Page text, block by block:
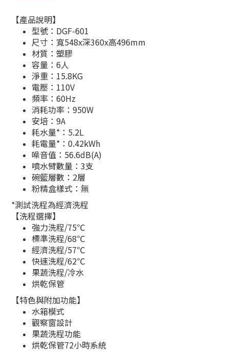
【產品說明】
​型號：DGF-601
尺寸：寬548x深360x高496mm
材質：塑膠
容量：6人
淨重：15.8KG
電壓：110V
頻率：60Hz
消耗功率：950W
安培：9A
​耗水量*：5.2L
耗電量*：0.42kWh
噪音值：56.6dB(A)
​噴水臂數量：3支
碗籃層數：2層
粉精盒樣式：無
​*測試洗程為經濟洗程
【洗程選擇】
強力洗程/75℃
標準洗程/68℃
經濟洗程/57℃
快速洗程/62℃
果蔬洗程/冷水
烘乾保管
【特色與附加功能】
水箱模式
觀察窗設計
果蔬洗程功能​​
烘乾保管72小時系統